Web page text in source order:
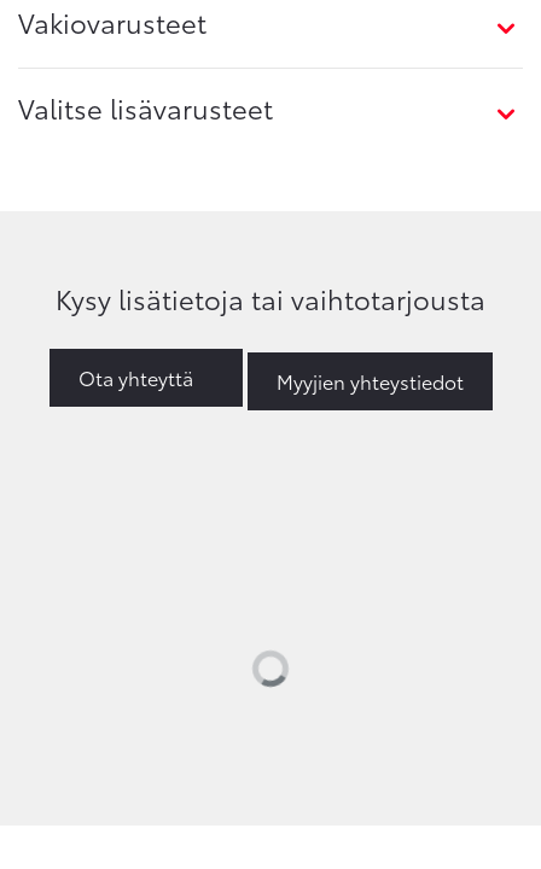
Vakiovarusteet
Valitse lisävarusteet
Kysy lisätietoja tai vaihtotarjousta
Ota yhteyttä Myyjien yhteystiedot